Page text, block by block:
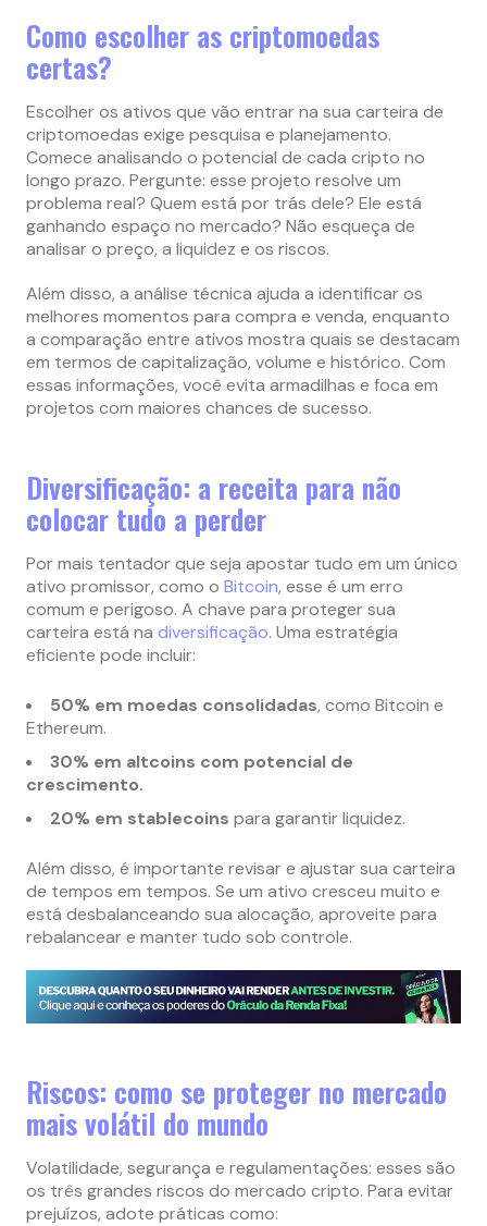
Como escolher as criptomoedas
certas?
Escolher os ativos que vão entrar na sua carteira de
criptomoedas exige pesquisa e planejamento.
Comece analisando o potencial de cada cripto no
longo prazo. Pergunte: esse projeto resolve um
problema real? Quem está por trás dele? Ele está
ganhando espaço no mercado? Não esqueça de
analisar o preço, a liquidez e os riscos.
Além disso, a análise técnica ajuda a identificar os
melhores momentos para compra e venda, enquanto
a comparação entre ativos mostra quais se destacam
em termos de capitalização, volume e histórico. Com
essas informações, você evita armadilhas e foca em
projetos com maiores chances de sucesso.
Diversificação: a receita para não
colocar tudo a perder
Por mais tentador que seja apostar tudo em um único
ativo promissor, como o Bitcoin, esse é um erro
comum e perigoso. A chave para proteger sua
carteira está na diversificação. Uma estratégia
eficiente pode incluir:
50% em moedas consolidadas, como Bitcoin e
Ethereum.
30% em altcoins com potencial de
crescimento.
20% em stablecoins para garantir liquidez.
Além disso, é importante revisar e ajustar sua carteira
de tempos em tempos. Se um ativo cresceu muito e
está desbalanceando sua alocação, aproveite para
rebalancear e manter tudo sob controle.
Riscos: como se proteger no mercado
mais volátil do mundo
Volatilidade, segurança e regulamentações: esses são
os três grandes riscos do mercado cripto. Para evitar
prejuízos, adote práticas como: